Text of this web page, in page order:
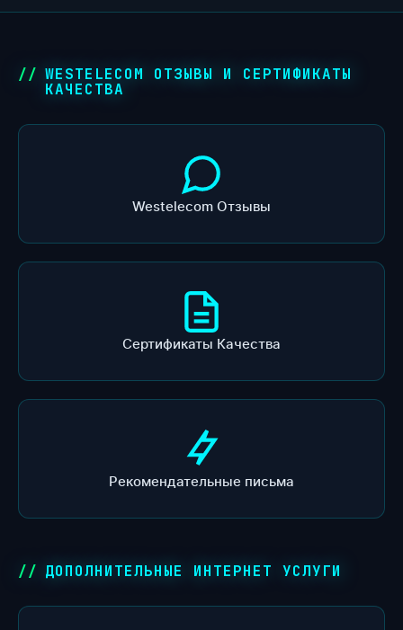
WESTELECOM ОТЗЫВЫ И СЕРТИФИКАТЫ
КАЧЕСТВА
Westelecom Отзывы
Сертификаты Качества
Рекомендательные письма
ДОПОЛНИТЕЛЬНЫЕ ИНТЕРНЕТ УСЛУГИ